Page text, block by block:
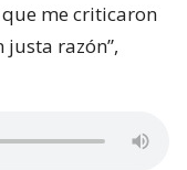
me criticaron
razón”,